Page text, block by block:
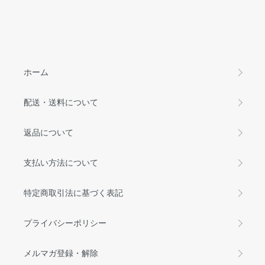
ホーム
配送・送料について
返品について
支払い方法について
特定商取引法に基づく表記
プライバシーポリシー
メルマガ登録・解除